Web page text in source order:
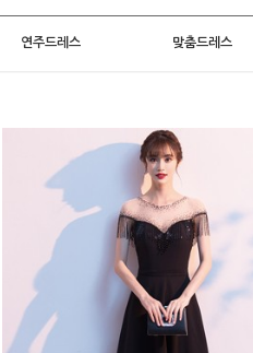
연주드레스 맞춤드레스